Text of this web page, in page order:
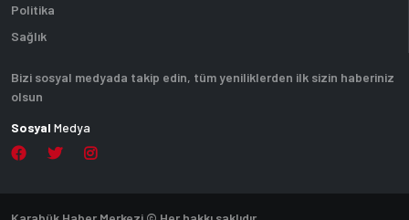
Politika
Sağlık
Bizi sosyal medyada takip edin, tüm yeniliklerden ilk sizin haberiniz
olsun
Sosyal Medya